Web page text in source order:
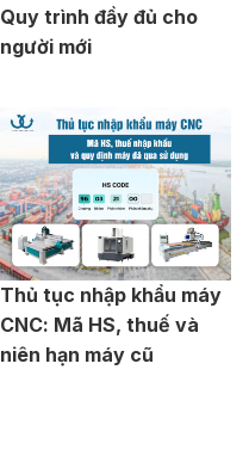
Quy trình đầy đủ cho
người mới
Thủ tục nhập khẩu máy
CNC: Mã HS, thuế và
niên hạn máy cũ